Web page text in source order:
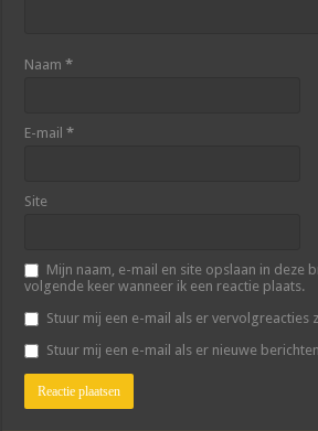
Naam*
E-mail*
Site
Mijn naam, e-mail en site opslaan in deze
volgende keer wanneer ik een reactie plaats.
Stuur mij een e-mail als er vervolgreacties
Stuur mij een e-mail als er nieuwe